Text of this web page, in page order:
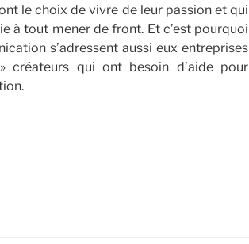
le choix de vivre de leur passion et qui
à tout mener de front. Et c’est pourquoi
s’adressent aussi eux entreprises
créateurs qui ont besoin d’aide pour